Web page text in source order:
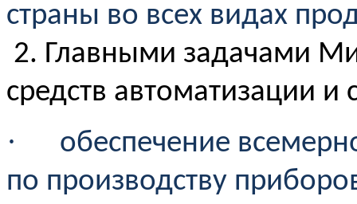
страны во всех видах
2. Главными задачами
средств автоматизации и
·
обеспечение
по производству